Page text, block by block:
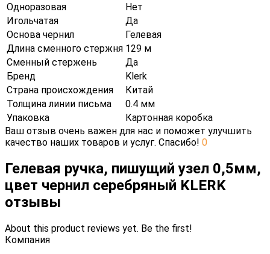
Одноразовая
Нет
Игольчатая
Да
Основа чернил
Гелевая
Длина сменного стержня 129 м
Сменный стержень
Да
Бренд
Klerk
Страна происхождения
Китай
Толщина линии письма
0.4 мм
Упаковка
Картонная коробка
Ваш отзыв очень важен для нас и поможет улучшить
качество наших товаров и услуг. Спасибо! 0
Гелевая ручка, пишущий узел 0,5мм,
цвет чернил серебряный KLERK
отзывы
About this product reviews yet. Be the first!
Компания